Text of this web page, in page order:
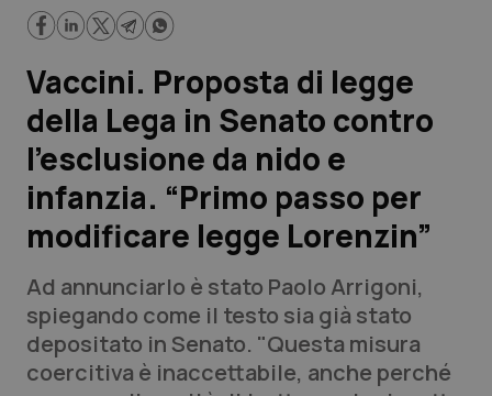
Lavoro e Professioni
Scienza e Farmaci
Studi e Analisi
Lettere al direttore
QS Pro
Professionisti Sanitari.AI
Vaccini. Proposta di legge
della Lega in Senato contro
l’esclusione da nido e
infanzia. “Primo passo per
modificare legge Lorenzin”
Ad annunciarlo è stato Paolo Arrigoni,
spiegando come il testo sia già stato
depositato in Senato. "Questa misura
coercitiva è inaccettabile, anche perché